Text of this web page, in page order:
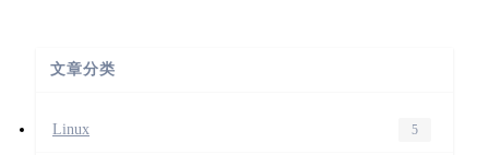
文章分类
Linux 5